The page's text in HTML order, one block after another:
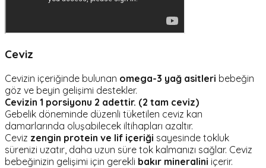
Ceviz
Cevizin içeriğinde bulunan omega-3 yağ asitleri bebeğin
göz ve beyin gelişimi destekler.
Cevizin 1 porsiyonu 2 adettir. (2 tam ceviz)
Gebelik döneminde düzenli tüketilen ceviz kan
damarlarında oluşabilecek iltihapları azaltır.
Ceviz zengin protein ve lif içeriği sayesinde tokluk
sürenizi uzatır, daha uzun süre tok kalmanızı sağlar. Ceviz
bebeğinizin gelişimi için gerekli bakır mineralini içerir.